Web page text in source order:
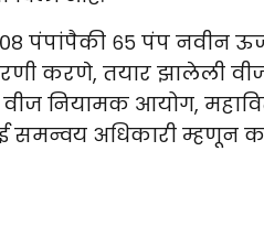
पंपांपैकी ६५ पंप नवीन
करणे, तयार झालेली वीज
वीज नियामक आयोग,
समन्वय अधिकारी म्हणून